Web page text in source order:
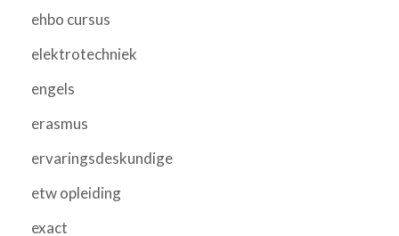
ehbo cursus
elektrotechniek
engels
erasmus
ervaringsdeskundige
etw opleiding
exact